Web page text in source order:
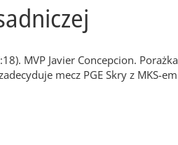
MVP Javier Concepcion.
mecz PGE Skry z MKS-